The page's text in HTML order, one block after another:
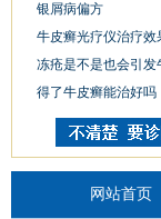
银屑病偏方
牛皮癣光疗仪治疗效
冻疮是不是也会引发
得了牛皮癣能治好吗
网站首页